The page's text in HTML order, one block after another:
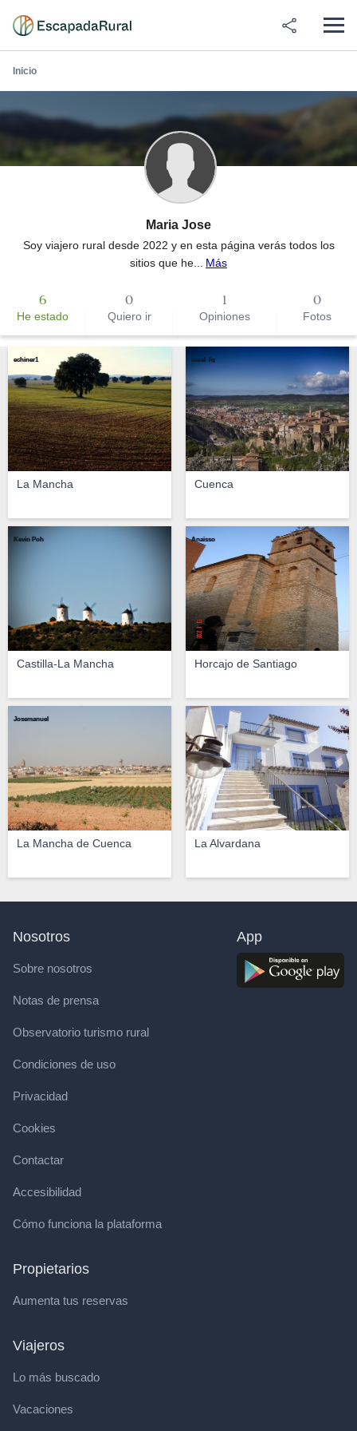
Inicio
Maria Jose
Soy viajero rural desde 2022 y en esta página verás todos los
sitios que he...
Más
6
He estado
0
Quiero ir
1
Opiniones
0
Fotos
La Mancha
echiner1
Cuenca
coral_fg
Castilla-La Mancha
Kevin Poh
Horcajo de Santiago
Anaisso
La Mancha de Cuenca
Josemanuel
La Alvardana
Nosotros
Sobre nosotros
Notas de prensa
Observatorio turismo rural
Condiciones de uso
Privacidad
Cookies
Contactar
Accesibilidad
Cómo funciona la plataforma
Propietarios
Aumenta tus reservas
Viajeros
Lo más buscado
Vacaciones
App